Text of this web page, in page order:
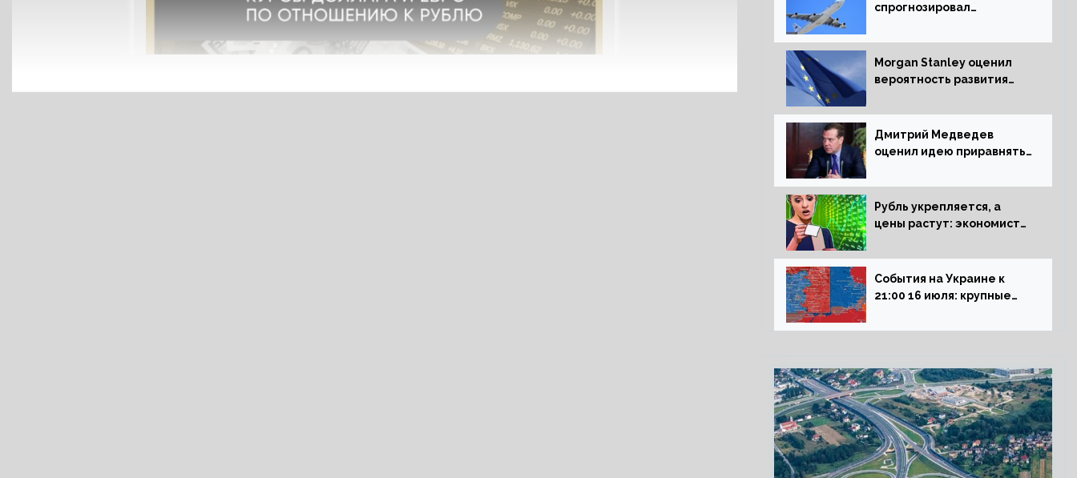
спрогнозировал
авиабилетов в России
Morgan Stanley оценил
вероятность развития
Дмитрий Медведев
оценил идею приравнять
блокадникам
Рубль укрепляется, а
цены растут: экономист
падающего доллара на
рынок РФ
События на Украине к
21:00 16 июля: крупные
Северском, Киев